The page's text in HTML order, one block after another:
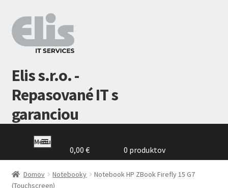
Preskočiť
na
navigáciu
Preskočiť
na
obsah
Elis s.r.o. -
Repasované IT s
garanciou
Menu
Domovská
stránka
0,00 € 0 produktov
Domov Notebooky
Notebook HP ZBook Firefly 15 G7
(Touchscreen)